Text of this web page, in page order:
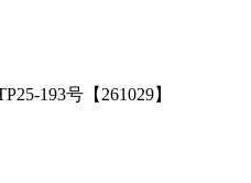
193号【261029】